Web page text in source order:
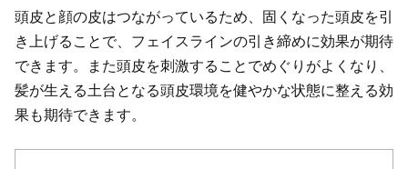
頭皮と顔の皮はつながっているため、固くなった頭皮を引
き上げることで、フェイスラインの引き締めに効果が期待
できます。また頭皮を刺激することでめぐりがよくなり、
髪が生える土台となる頭皮環境を健やかな状態に整える効
果も期待できます。